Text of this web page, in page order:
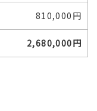
810,000円
2,680,000円